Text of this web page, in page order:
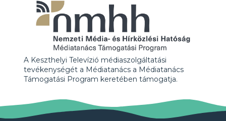
A Keszthelyi Televízió médiaszolgáltatási
tevékenységét a Médiatanács a Médiatanács
Támogatási Program keretében támogatja.